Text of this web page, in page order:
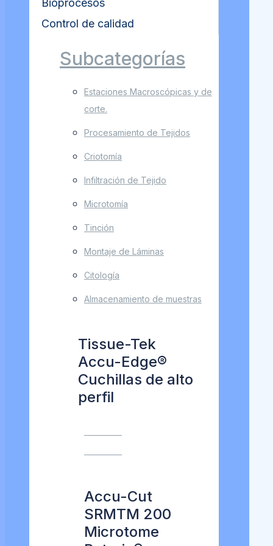
Bioprocesos
Control de calidad
Subcategorías
Estaciones Macroscópicas y de
corte.
Procesamiento de Tejidos
Criotomía
Infiltración de Tejido
Microtomía
Tinción
Montaje de Láminas
Citología
Almacenamiento de muestras
Tissue-Tek
Accu-Edge®
Cuchillas de alto
perfil
Accu-Cut
SRMTM 200
Microtome